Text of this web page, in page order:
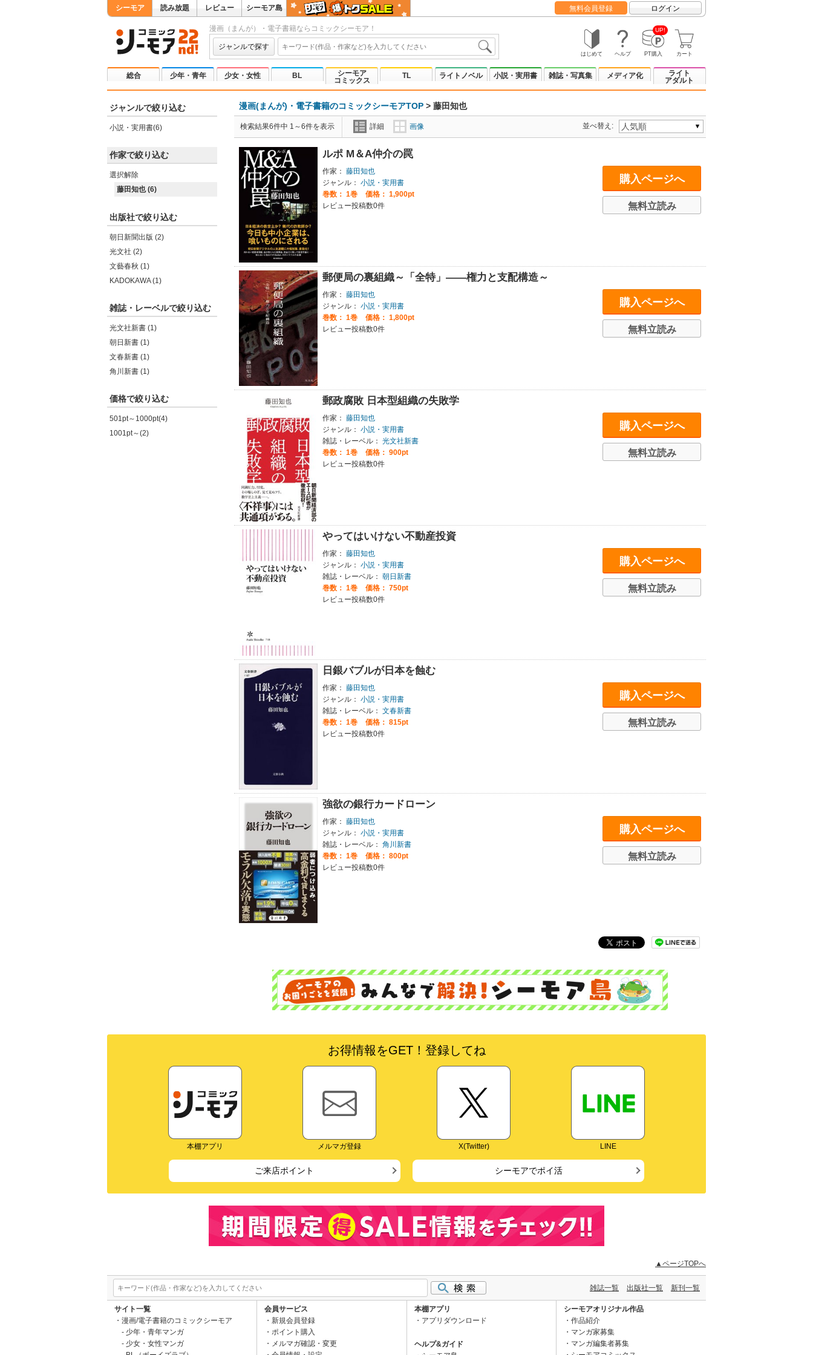
シーモア 読み放題 レビュー シーモア島 無料会員登録 ログイン
漫画（まんが）・電子書籍ならコミックシーモア！
ジャンルで探す
はじめて ヘルプ
UP!
PT購入 カート
総合 少年・青年 少女・女性 BL
シーモア
コミックス
TL ライトノベル 小説・実用書 雑誌・写真集 メディア化
ライト
アダルト
ジャンルで絞り込む
小説・実用書(6)
作家で絞り込む
選択解除
藤田知也 (6)
出版社で絞り込む
朝日新聞出版 (2)
光文社 (2)
文藝春秋 (1)
KADOKAWA (1)
雑誌・レーベルで絞り込む
光文社新書 (1)
朝日新書 (1)
文春新書 (1)
角川新書 (1)
価格で絞り込む
501pt～1000pt(4)
1001pt～(2)
漫画(まんが)・電子書籍のコミックシーモアTOP > 藤田知也
検索結果6件中 1～6件を表示 詳細 画像 並べ替え:
ルポ M＆A仲介の罠
作家： 藤田知也
ジャンル： 小説・実用書
巻数： 1巻
価格： 1,900pt
レビュー投稿数0件
購入ページへ
無料立読み
郵便局の裏組織～「全特」――権力と支配構造～
作家： 藤田知也
ジャンル： 小説・実用書
巻数： 1巻
価格： 1,800pt
レビュー投稿数0件
購入ページへ
無料立読み
郵政腐敗 日本型組織の失敗学
作家： 藤田知也
ジャンル： 小説・実用書
雑誌・レーベル： 光文社新書
巻数： 1巻
価格： 900pt
レビュー投稿数0件
購入ページへ
無料立読み
やってはいけない不動産投資
作家： 藤田知也
ジャンル： 小説・実用書
雑誌・レーベル： 朝日新書
巻数： 1巻
価格： 750pt
レビュー投稿数0件
購入ページへ
無料立読み
日銀バブルが日本を蝕む
作家： 藤田知也
ジャンル： 小説・実用書
雑誌・レーベル： 文春新書
巻数： 1巻
価格： 815pt
レビュー投稿数0件
購入ページへ
無料立読み
強欲の銀行カードローン
作家： 藤田知也
ジャンル： 小説・実用書
雑誌・レーベル： 角川新書
巻数： 1巻
価格： 800pt
レビュー投稿数0件
購入ページへ
無料立読み
お得情報をGET！登録してね
本棚アプリ メルマガ登録 X(Twitter) LINE
ご来店ポイント シーモアでポイ活
▲ページTOPへ
雑誌一覧 出版社一覧 新刊一覧
サイト一覧
漫画/電子書籍のコミックシーモア
少年・青年マンガ
少女・女性マンガ
会員サービス
新規会員登録
ポイント購入
メルマガ確認・変更
本棚アプリ
アプリダウンロード
ヘルプ&ガイド
シーモアオリジナル作品
作品紹介
マンガ家募集
マンガ編集者募集